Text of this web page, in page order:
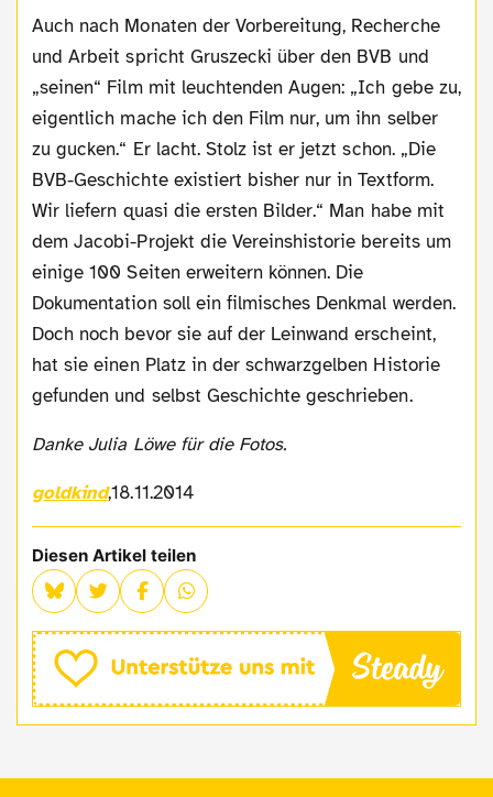
Auch nach Monaten der Vorbereitung, Recherche
und Arbeit spricht Gruszecki über den BVB und
„seinen“ Film mit leuchtenden Augen: „Ich gebe zu,
eigentlich mache ich den Film nur, um ihn selber
zu gucken.“ Er lacht. Stolz ist er jetzt schon. „Die
BVB-Geschichte existiert bisher nur in Textform.
Wir liefern quasi die ersten Bilder.“ Man habe mit
dem Jacobi-Projekt die Vereinshistorie bereits um
einige 100 Seiten erweitern können. Die
Dokumentation soll ein filmisches Denkmal werden.
Doch noch bevor sie auf der Leinwand erscheint,
hat sie einen Platz in der schwarzgelben Historie
gefunden und selbst Geschichte geschrieben.
Danke Julia Löwe für die Fotos.
goldkind,18.11.2014
Diesen Artikel teilen